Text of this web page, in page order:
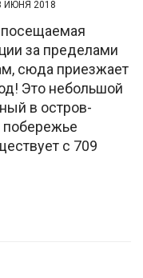
ИЮНЯ 2018
за пределами
сюда приезжает
Это небольшой
в остров-
побережье
с 709